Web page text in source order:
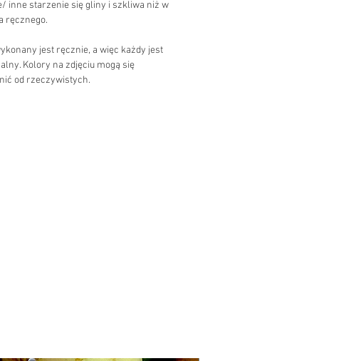
inne starzenie się gliny i szkliwa niż w
ręcznego.
jest ręcznie, a więc każdy jest
Kolory na zdjęciu mogą się
od rzeczywistych.